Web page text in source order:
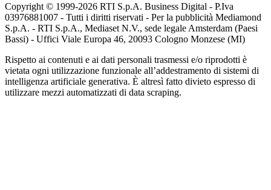
Copyright © 1999-2026 RTI S.p.A. Business Digital - P.Iva
03976881007 - Tutti i diritti riservati - Per la pubblicità Mediamond
S.p.A. - RTI S.p.A., Mediaset N.V., sede legale Amsterdam (Paesi
Bassi) - Uffici Viale Europa 46, 20093 Cologno Monzese (MI)
Rispetto ai contenuti e ai dati personali trasmessi e/o riprodotti è
vietata ogni utilizzazione funzionale all’addestramento di sistemi di
intelligenza artificiale generativa. È altresì fatto divieto espresso di
utilizzare mezzi automatizzati di data scraping.